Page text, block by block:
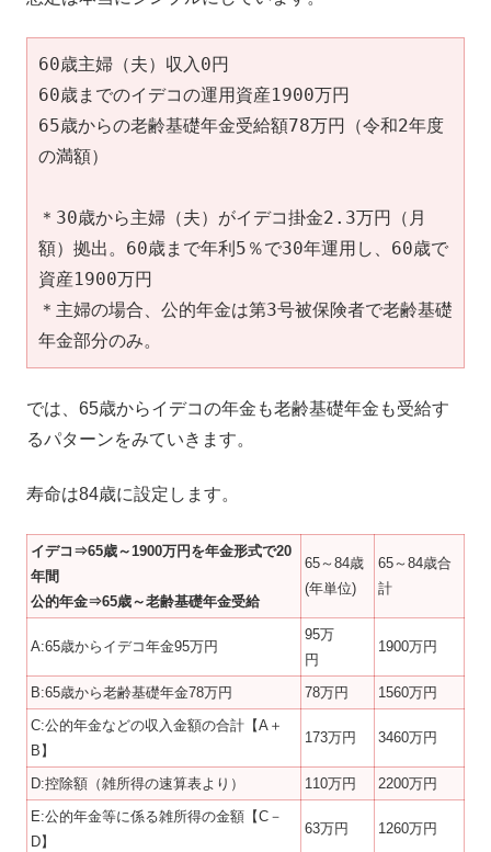
60歳主婦（夫）収入0円
60歳までのイデコの運用資産1900万円
65歳からの老齢基礎年金受給額78万円（令和2年度
の満額）
＊30歳から主婦（夫）がイデコ掛金2.3万円（月
額）拠出。60歳まで年利5％で30年運用し、60歳で
資産1900万円
＊主婦の場合、公的年金は第3号被保険者で老齢基礎
年金部分のみ。
では、65歳からイデコの年金も老齢基礎年金も受給す
るパターンをみていきます。
寿命は84歳に設定します。
イデコ⇒65歳～1900万円を年金形式で20
年間
公的年金⇒65歳～老齢基礎年金受給
65～84歳
(年単位)
65～84歳合
計
A:65歳からイデコ年金95万円
95万
円
1900万円
B:65歳から老齢基礎年金78万円 78万円
1560万円
C:公的年金などの収入金額の合計【A＋
B】
173万円 3460万円
D:控除額（雑所得の速算表より） 110万円
2200万円
E:公的年金等に係る雑所得の金額【C－
D】
63万円 1260万円